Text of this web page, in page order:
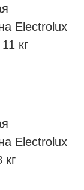
Electrolux
кг
Electrolux
кг